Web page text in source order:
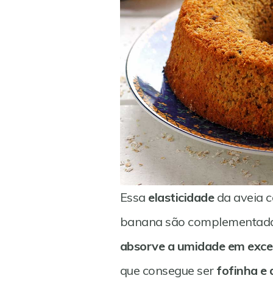
Essa elasticidade da aveia
banana são
absorve a umidade em
que consegue ser fofinha e